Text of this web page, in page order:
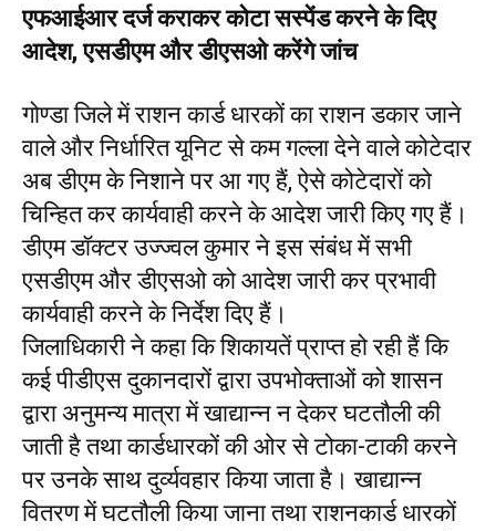
एफआईआर दर्ज कराकर कोटा सस्पेंड करने के दिए
आदेश, एसडीएम और डीएसओ करेंगे जांच
गोण्डा जिले में राशन कार्ड धारकों का राशन डकार जाने
वाले और निर्धारित यूनिट से कम गल्ला देने वाले कोटेदार
अब डीएम के निशाने पर आ गए हैं, ऐसे कोटेदारों को
चिन्हित कर कार्यवाही करने के आदेश जारी किए गए हैं।
डीएम डॉक्टर उज्ज्वल कुमार ने इस संबंध में सभी
एसडीएम और डीएसओ को आदेश जारी कर प्रभावी
कार्यवाही करने के निर्देश दिए हैं।
जिलाधिकारी ने कहा कि शिकायतें प्राप्त हो रही हैं कि
कई पीडीएस दुकानदारों द्वारा उपभोक्ताओं को शासन
द्वारा अनुमन्य मात्रा में खाद्यान्न न देकर घटतौली की
जाती है तथा कार्डधारकों की ओर से टोका-टाकी करने
पर उनके साथ दुर्व्यवहार किया जाता है। खाद्यान्न
वितरण में घटतौली किया जाना तथा राशनकार्ड धारकों